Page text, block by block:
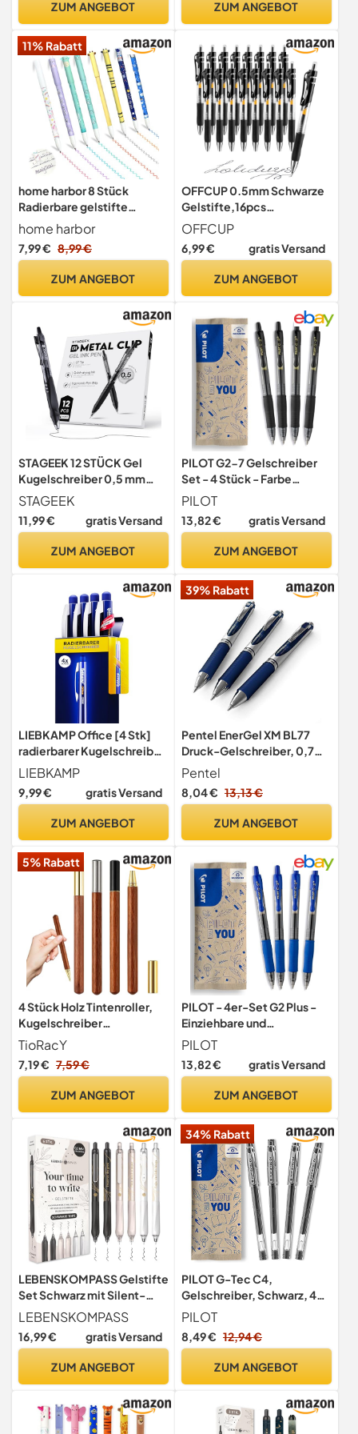
ZUM ANGEBOT ZUM ANGEBOT
11% Rabatt
home harbor 8 Stück
Radierbare gelstifte
set,Radierbaren
Gelschreibern für
Kinder,Tier Motiven
Stifte,Löschbare
Formen,Geeignet für
Schulen und Büros
home harbor
7,99 € 8,99 €
ZUM ANGEBOT
OFFCUP 0.5mm Schwarze
Gelstifte,16pcs
Kugelschreiber Einziehbare
Rollerball
OFFCUP
6,99 € gratis Versand
ZUM ANGEBOT
STAGEEK 12 STÜCK Gel
Kugelschreiber 0,5 mm
stift Mittelspitze –
Schwarze
Druckkugelschreiber mit
Schule/Büro/Tagebuch –
STAGEEK
11,99 € gratis Versand
ZUM ANGEBOT
PILOT G2-7 Gelschreiber
Set - 4 Stück - Farbe
Schwarz - weiche Gelstifte
0,36mm Strichstärke,
angenehme Schreibführung
Schriftbild, mit
PILOT
13,82 € gratis Versand
ZUM ANGEBOT
LIEBKAMP Office [4 Stk]
radierbarer Kugelschreiber
inkl. 0,7mm Mine | kratzt &
schmiert nicht | Tintenroller
radierbar | Radierstift |
Erasable Pen | Gelschreiber
LIEBKAMP
9,99 € gratis Versand
ZUM ANGEBOT
39% Rabatt
Pentel EnerGel XM BL77
Druck-Gelschreiber, 0,7
mm, 54 % recyceltes
Material, Marineblau, 3
Stück
Pentel
8,04 € 13,13 €
ZUM ANGEBOT
5% Rabatt
4 Stück Holz Tintenroller,
Kugelschreiber
Hochwertig,
Kugelschreiber, Gelstifte,
Kulischreiber,
Gelschreiber, Ideal für
und Zeichnen für Kinder und
Erwachsene
TioRacY
7,19 € 7,59 €
ZUM ANGEBOT
PILOT - 4er-Set G2 Plus -
Einziehbare und
Nachfüllbare Gelstifte -
Stifte aus Recyceltem
Kunststoff - Blau - Mittlere
PILOT
13,82 € gratis Versand
ZUM ANGEBOT
LEBENSKOMPASS Gelstifte
Set Schwarz mit Silent-
Click-Technologie -
Hochpigmentierte,
Schnelltrocknende Gel
0,5mm Strichstärke
Designs
LEBENSKOMPASS
16,99 € gratis Versand
ZUM ANGEBOT
34% Rabatt
PILOT G-Tec C4,
Gelschreiber, Schwarz, 4
Stück (1er Pack)
PILOT
8,49 € 12,94 €
ZUM ANGEBOT